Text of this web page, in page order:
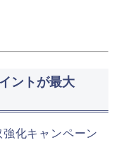
ントが最大
化キャンペーン